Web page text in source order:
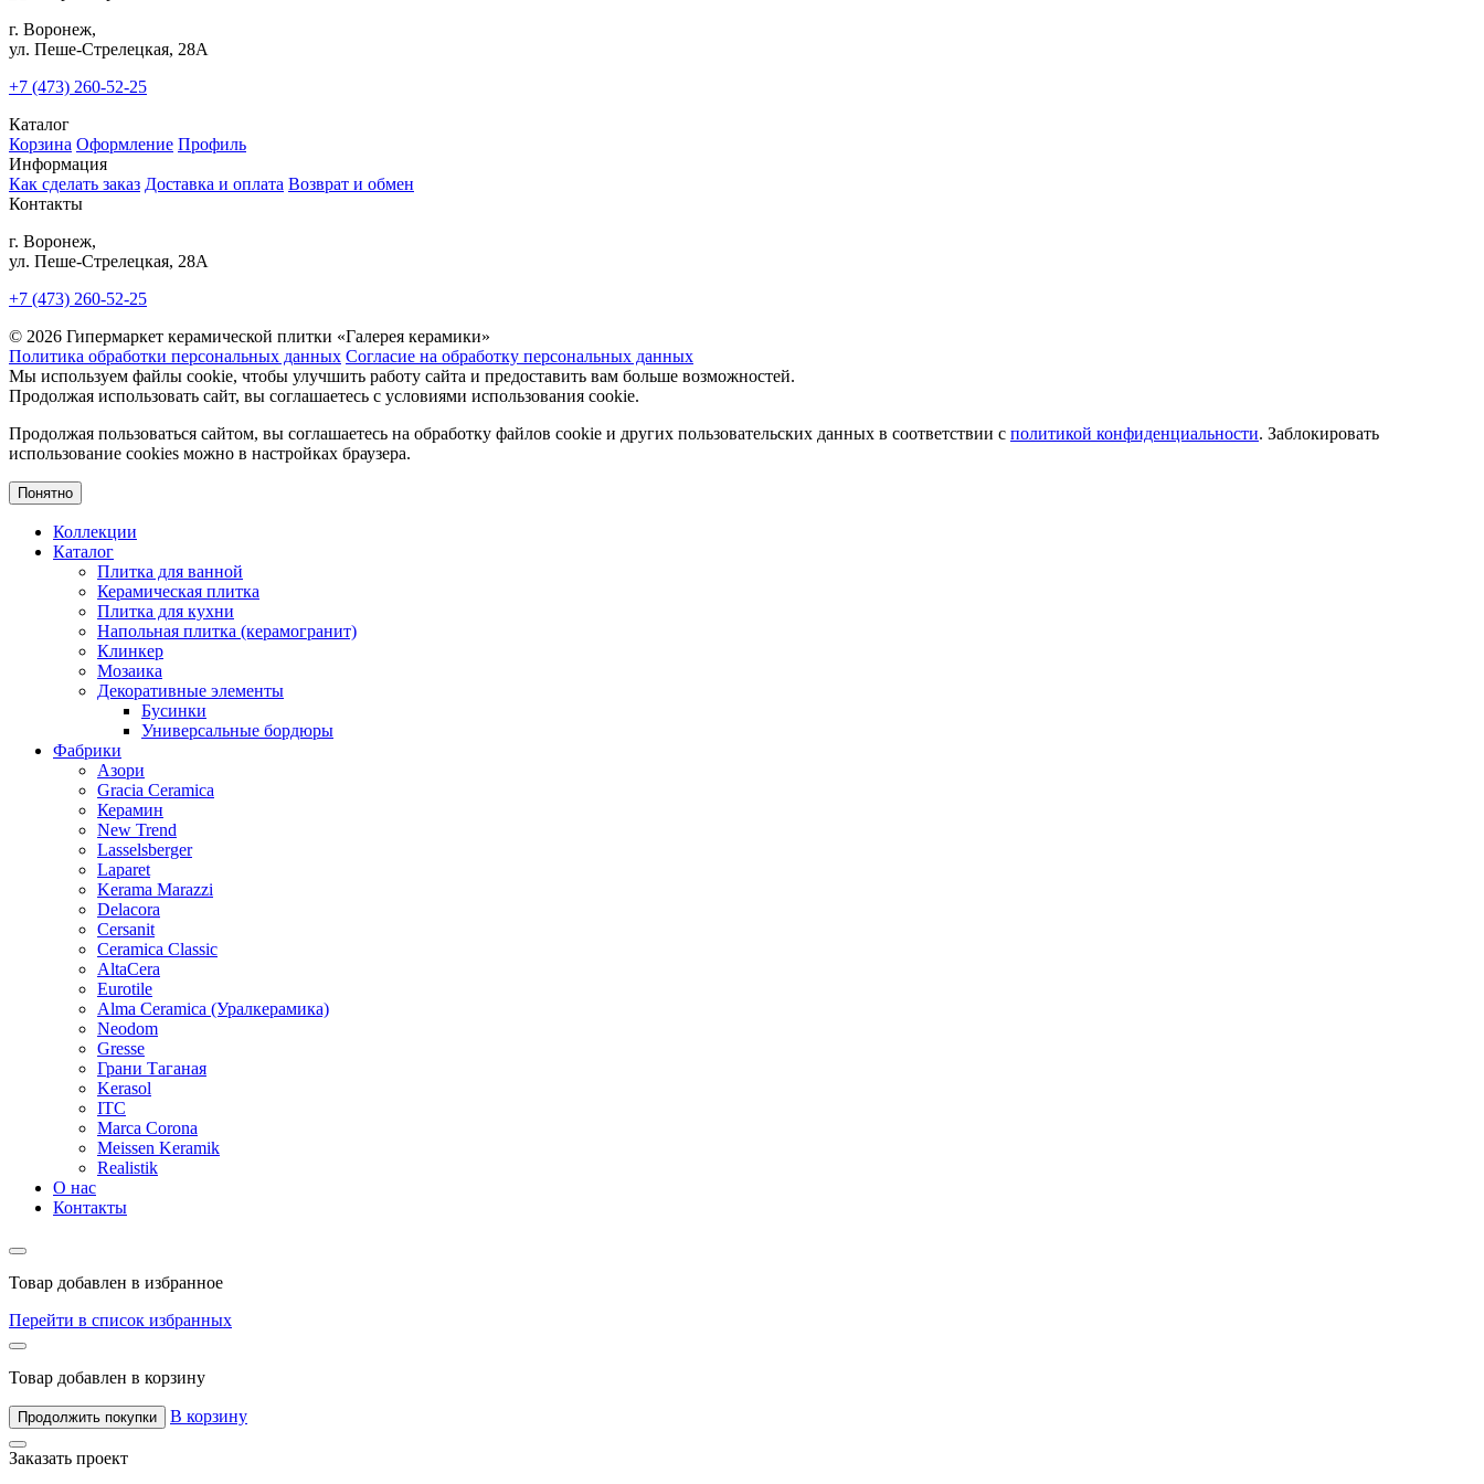
г. Воронеж,
ул. Пеше-Cтрелецкая, 28А
+7 (473) 260-52-25
Каталог
Корзина Оформление Профиль
Информация
Как сделать заказ Доставка и оплата Возврат и обмен
Контакты
г. Воронеж,
ул. Пеше-Cтрелецкая, 28А
+7 (473) 260-52-25
© 2026 Гипермаркет керамической плитки «Галерея керамики»
Политика обработки персональных данных Согласие на обработку персональных данных
Мы используем файлы cookie, чтобы улучшить работу сайта и предоставить вам больше возможностей.
Продолжая использовать сайт, вы соглашаетесь с условиями использования cookie.
Продолжая пользоваться сайтом, вы соглашаетесь на обработку файлов cookie и других пользовательских данных в соответствии с политикой конфиденциальности. Заблокировать
использование cookies можно в настройках браузера.
Понятно
Коллекции
Каталог
Плитка для ванной
Керамическая плитка
Плитка для кухни
Напольная плитка (керамогранит)
Клинкер
Мозаика
Декоративные элементы
Бусинки
Универсальные бордюры
Фабрики
Азори
Gracia Ceramica
Керамин
New Trend
Lasselsberger
Laparet
Kerama Marazzi
Delacora
Cersanit
Ceramica Classic
AltaCera
Eurotile
Alma Ceramica (Уралкерамика)
Neodom
Gresse
Грани Таганая
Kerasol
ITC
Marca Corona
Meissen Keramik
Realistik
О нас
Контакты
Товар добавлен в избранное
Перейти в список избранных
Товар добавлен в корзину
Продолжить покупки В корзину
Заказать проект